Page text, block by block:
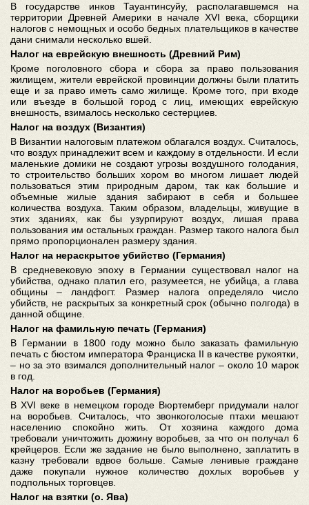
В государстве инков Тауантинсуйу, располагавшемся на
территории Древней Америки в начале XVI века, сборщики
налогов с немощных и особо бедных плательщиков в качестве
дани снимали несколько вшей.
Налог на еврейскую внешность (Древний Рим)
Кроме поголовного сбора и сбора за право пользования
жилищем, жители еврейской провинции должны были платить
еще и за право иметь само жилище. Кроме того, при входе
или въезде в большой город с лиц, имеющих еврейскую
внешность, взималось несколько сестерциев.
Налог на воздух (Византия)
В Византии налоговым платежом облагался воздух. Считалось,
что воздух принадлежит всем и каждому в отдельности. И если
маленькие домики не создают угрозы воздушного голодания,
то строительство больших хором во многом лишает людей
пользоваться этим природным даром, так как большие и
объемные жилые здания забирают в себя и большее
количества воздуха. Таким образом, владельцы, живущие в
этих зданиях, как бы узурпируют воздух, лишая права
пользования им остальных граждан. Размер такого налога был
прямо пропорционален размеру здания.
Налог на нераскрытое убийство (Германия)
В средневековую эпоху в Германии существовал налог на
убийства, однако платил его, разумеется, не убийца, а глава
общины – ландфогт. Размер налога определяло число
убийств, не раскрытых за конкретный срок (обычно полгода) в
данной общине.
Налог на фамильную печать (Германия)
В Германии в 1800 году можно было заказать фамильную
печать с бюстом императора Франциска II в качестве рукоятки,
– но за это взимался дополнительный налог – около 10 марок
в год.
Налог на воробьев (Германия)
В XVI веке в немецком городе Вюртемберг придумали налог
на воробьев. Считалось, что звонкоголосые птахи мешают
населению спокойно жить. От хозяина каждого дома
требовали уничтожить дюжину воробьев, за что он получал 6
крейцеров. Если же задание не было выполнено, заплатить в
казну требовали вдвое больше. Самые ленивые граждане
даже покупали нужное количество дохлых воробьев у
подпольных торговцев.
Налог на взятки (о. Ява)